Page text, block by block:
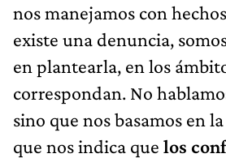
nos manejamos con
existe una denuncia,
en plantearla, en los
correspondan. No
sino que nos basamos en
que nos indica que los